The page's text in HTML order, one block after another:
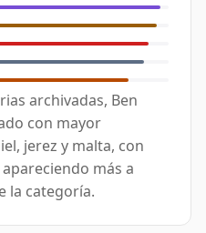
archivadas, Ben
con mayor
jerez y malta, con
más a
la categoría.